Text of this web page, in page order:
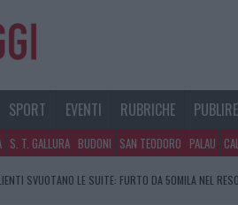
SPORT EVENTI RUBRICHE
S. T. GALLURA BUDONI SAN TEODORO PALAU
SVUOTANO LE SUITE: FURTO DA 50MILA NEL
SOLE E CALDO TORNANO PROTAGONISTI